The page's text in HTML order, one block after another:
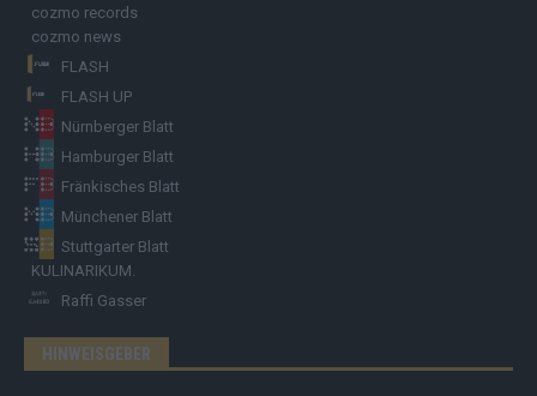
cozmo records
cozmo news
FLASH
FLASH UP
Nürnberger Blatt
Hamburger Blatt
Fränkisches Blatt
Münchener Blatt
Stuttgarter Blatt
KULINARIKUM.
Raffi Gasser
HINWEISGEBER